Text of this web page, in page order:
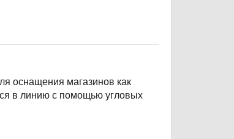
оснащения магазинов как
в линию с помощью угловых